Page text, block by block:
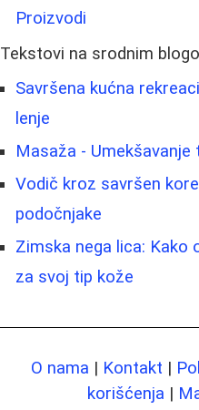
Proizvodi
Tekstovi na srodnim
Savršena kućna
lenje
Masaža -
Vodič kroz savršen
podočnjake
Zimska nega lica: Kako
za svoj tip kože
O nama | Kontakt |
korišćenja |